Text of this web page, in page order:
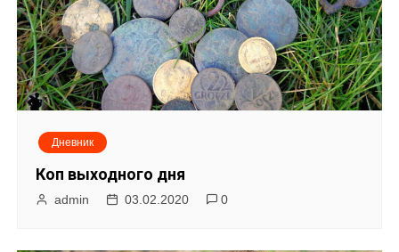
Дневник
Коп выходного дня
admin 03.02.2020 0